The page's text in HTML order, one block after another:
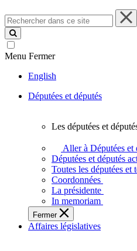
Rechercher
dans
ce
site
Menu Fermer
English
Députées et députés
députées
députés
vous
représentent
sein
de
l'Assemblée
Les députées et
Aller à Députées et
Députées et députés
Toutes les députées et
Coordonnées
La présidente
In memoriam
Fermer
Affaires législatives